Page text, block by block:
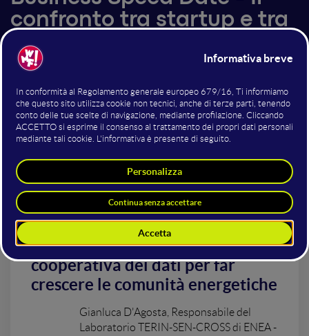
confronto tra startup e tra
startup ed esterni
Altri interventi nella sala
Cooperative Ecosystem
Twin transition - La gestione
cooperativa dei dati per far
crescere le comunità energetiche
Gianluca D'Agosta, Responsabile del
Laboratorio TERIN-SEN-CROSS di ENEA -